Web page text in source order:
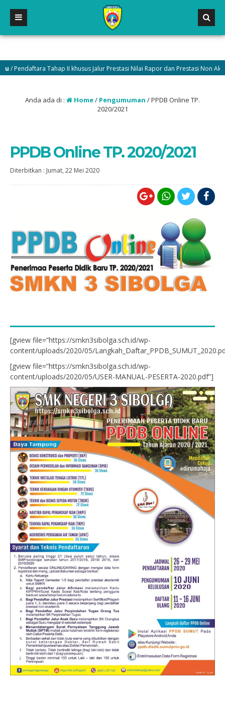
Tahap II khusus Jalur Prestasi Nilai Rapor dan Prestasi Non
Anda ada di : Home/ Pengumuman /PPDB Online TP.
2020/2021
PPDB Online TP. 2020/2021
Diterbitkan : Jumat, 22 Mei 2020
[gview file=”https://smkn3sibolga.sch.id/wp-
content/uploads/2020/05/
[gview file=”https://smkn3sibolga.sch.id/wp-
content/uploads/2020/05/USER-MANUAL-PESERTA-2020.pdf”]